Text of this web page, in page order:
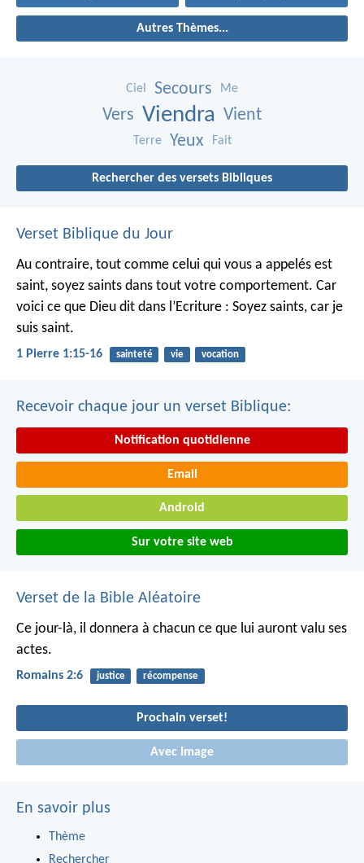
Autres Thèmes...
Ciel Secours Me
Vers Viendra Vient
Terre Yeux Fait
Rechercher des versets Bibliques
Verset Biblique du Jour
Au contraire, tout comme celui qui vous a appelés est
saint, soyez saints dans tout votre comportement. Car
voici ce que Dieu dit dans l’Ecriture : Soyez saints, car je
suis saint.
1 Pierre 1:15-16 sainteté vie vocation
Recevoir chaque jour un verset Biblique:
Notification quotidienne
Email
Android
Sur votre site web
Verset de la Bible Aléatoire
Ce jour-là, il donnera à chacun ce que lui auront valu ses
actes.
Romains 2:6 justice récompense
Prochain verset!
Avec Image
En savoir plus
Thème
Rechercher